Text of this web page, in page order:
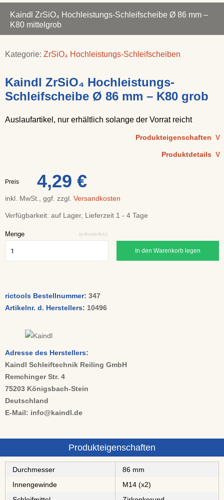
Kaindl ZrSiO₄ Hochleistungs-Schleifscheibe Ø 86 mm –
K80 mittelgrob
Kategorie: ZrSiO₄ Hochleistungs-Schleifscheiben
Kaindl ZrSiO₄ Hochleistungs-
Schleifscheibe Ø 86 mm – K80 grob
Auslaufartikel, nur erhältlich solange der Vorrat reicht
Produkteigenschaften V
Produktdetails V
Preis 4,29 €
inkl. MwSt., ggf. zzgl. Versandkosten
Verfügbarkeit: auf Lager, Lieferzeit 1 - 4 Tage
Menge (erforderlich)
In den Warenkorb legen
rictools Bestellnummer: 347
Artikelnr. d. Herstellers: 10496
Adresse des Herstellers:
Kaindl Schleiftechnik Reiling GmbH
Remchinger Str. 4
75203 Königsbach-Stein
Deutschland
E-Mail: info@kaindl.de
Produkteigenschaften
Durchmesser
86 mm
Innengewinde
M14 (x2)